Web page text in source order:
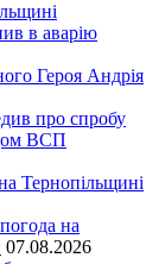
в аварію
Героя Андрія
про спробу
ВСП
Тернопільщині
на
07.08.2026